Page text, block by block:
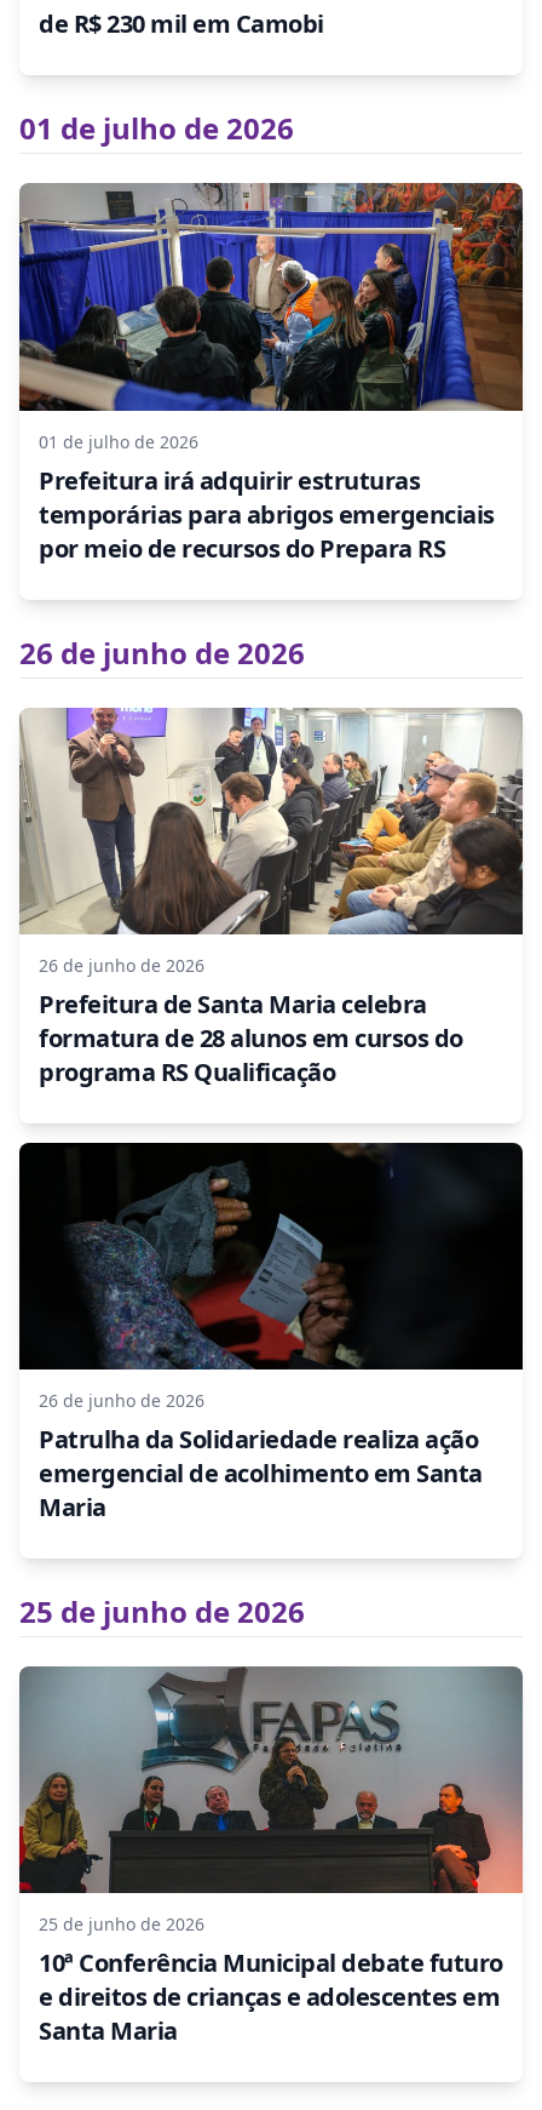
de R$ 230 mil em Camobi
01 de julho de 2026
01 de julho de 2026
Prefeitura irá adquirir estruturas
temporárias para abrigos emergenciais
por meio de recursos do Prepara RS
26 de junho de 2026
26 de junho de 2026
Prefeitura de Santa Maria celebra
formatura de 28 alunos em cursos do
programa RS Qualificação
26 de junho de 2026
Patrulha da Solidariedade realiza ação
emergencial de acolhimento em Santa
Maria
25 de junho de 2026
25 de junho de 2026
10ª Conferência Municipal debate futuro
e direitos de crianças e adolescentes em
Santa Maria